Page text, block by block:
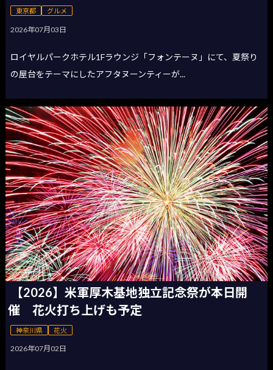
東京都 グルメ
2026年07月03日
ロイヤルパークホテル1Fラウンジ「フォンテーヌ」にて、夏祭り
の屋台をテーマにしたアフタヌーンティーが...
【2026】米軍厚木基地独立記念祭が本日開
催 花火打ち上げも予定
神奈川県 花火
2026年07月02日